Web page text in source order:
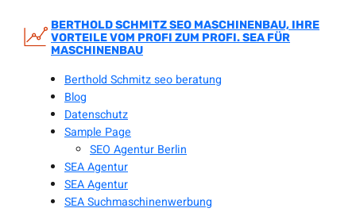
Inhalt
springen
BERTHOLD SCHMITZ SEO MASCHINENBAU, IHRE
VORTEILE VOM PROFI ZUM PROFI. SEA FÜR
MASCHINENBAU
Berthold Schmitz seo beratung
Blog
Datenschutz
Sample Page
SEO Agentur Berlin
SEA Agentur
SEA Agentur
SEA Suchmaschinenwerbung